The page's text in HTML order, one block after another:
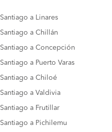
Santiago a Linares
Santiago a Chillán
Santiago a Concepción
Santiago a Puerto Varas
Santiago a Chiloé
Santiago a Valdivia
Santiago a Frutillar
Santiago a Pichilemu